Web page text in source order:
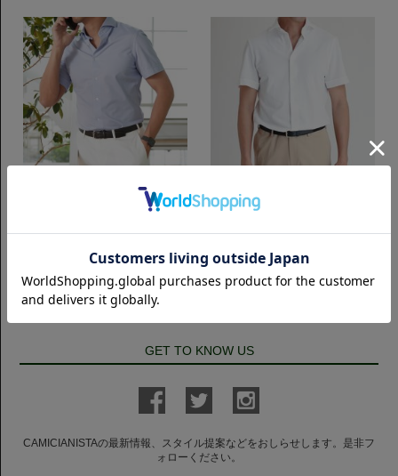
サックス
8,250円(税込)
半袖 Horizontal 鹿の子ポロシャツ
｜ホワイト
GET TO KNOW US
CAMICIANISTAの最新情報、スタイル提案などをおしらせします。是非フ
ォローください。